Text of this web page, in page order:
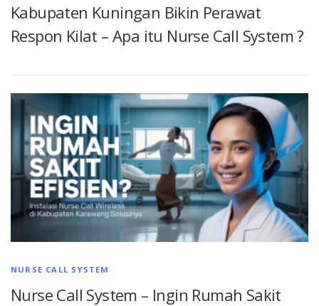
Kabupaten Kuningan Bikin Perawat
Respon Kilat – Apa itu Nurse Call System ?
NURSE CALL SYSTEM
Nurse Call System – Ingin Rumah Sakit